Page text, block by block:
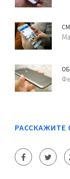
РАССКАЖИТЕ